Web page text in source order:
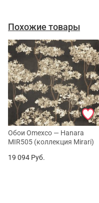
Похожие товары
Обои Omexco — Hanara
MIR505 (коллекция Mirari)
19 094 Руб.